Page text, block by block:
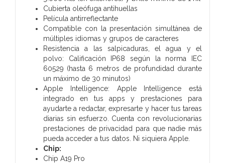
Cubierta oleófuga antihuellas
Película antirreflectante
Compatible con la presentación simultánea de
múltiples idiomas y grupos de caracteres
Resistencia a las salpicaduras, el agua y el
polvo: Calificación IP68 según la norma IEC
60529 (hasta 6 metros de profundidad durante
un máximo de 30 minutos)
Apple Intelligence: Apple Intelligence está
integrado en tus apps y prestaciones para
ayudarte a redactar, expresarte y hacer tus tareas
diarias sin esfuerzo. Cuenta con revolucionarias
prestaciones de privacidad para que nadie más
pueda acceder a tus datos. Ni siquiera Apple.
Chip:
Chip A19 Pro